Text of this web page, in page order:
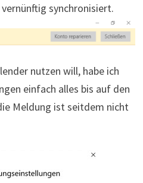
synchronisiert.
nutzen will, habe ich
einfach alles bis auf den
Meldung ist seitdem nicht